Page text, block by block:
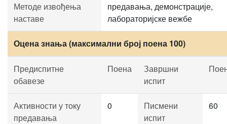
Методе извођења
наставе
предавања, демонстрације,
лабораторијске вежбе
Оцена знања (максимални број поена 100)
Предиспитне
обавезе
Поена
Завршни
испит
Активности у току
предавања
0
Писмени
испит
60